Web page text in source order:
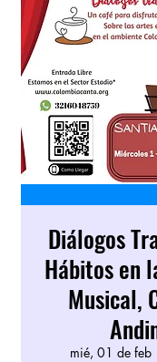
Diálogos
Hábitos en
Musical,
mié, 01 de feb